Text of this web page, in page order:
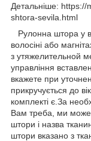
Детальніше:
shtora-sevila.html
Рулонна штора у
волосіні або
з утяжелительной
управління
вкажете при
прикручується до
комплекті є.За
Вам треба, ми
штори і назва
штори вказано з